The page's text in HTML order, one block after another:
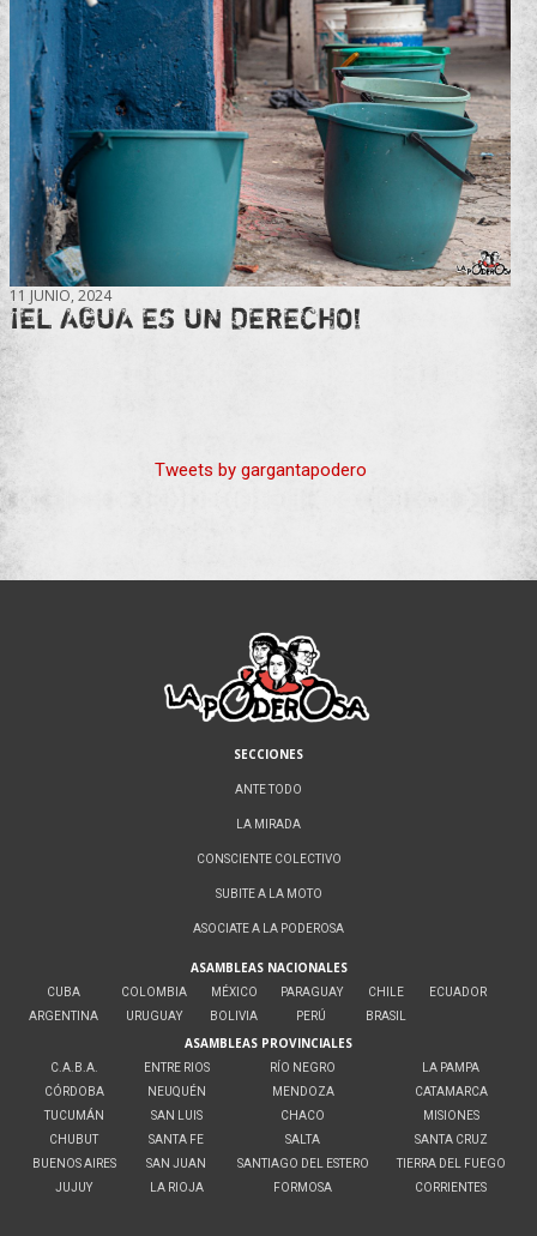
11 JUNIO, 2024
¡EL AGUA ES UN DERECHO!
Tweets by gargantapodero
SECCIONES
ANTE TODO
LA MIRADA
CONSCIENTE COLECTIVO
SUBITE A LA MOTO
ASOCIATE A LA PODEROSA
ASAMBLEAS NACIONALES
CUBA
ARGENTINA
COLOMBIA
URUGUAY
MÉXICO
BOLIVIA
PARAGUAY
PERÚ
CHILE
BRASIL
ECUADOR
ASAMBLEAS PROVINCIALES
C.A.B.A.
CÓRDOBA
TUCUMÁN
CHUBUT
BUENOS AIRES
JUJUY
ENTRE RIOS
NEUQUÉN
SAN LUIS
SANTA FE
SAN JUAN
LA RIOJA
RÍO NEGRO
MENDOZA
CHACO
SALTA
SANTIAGO DEL ESTERO
FORMOSA
LA PAMPA
CATAMARCA
MISIONES
SANTA CRUZ
TIERRA DEL FUEGO
CORRIENTES